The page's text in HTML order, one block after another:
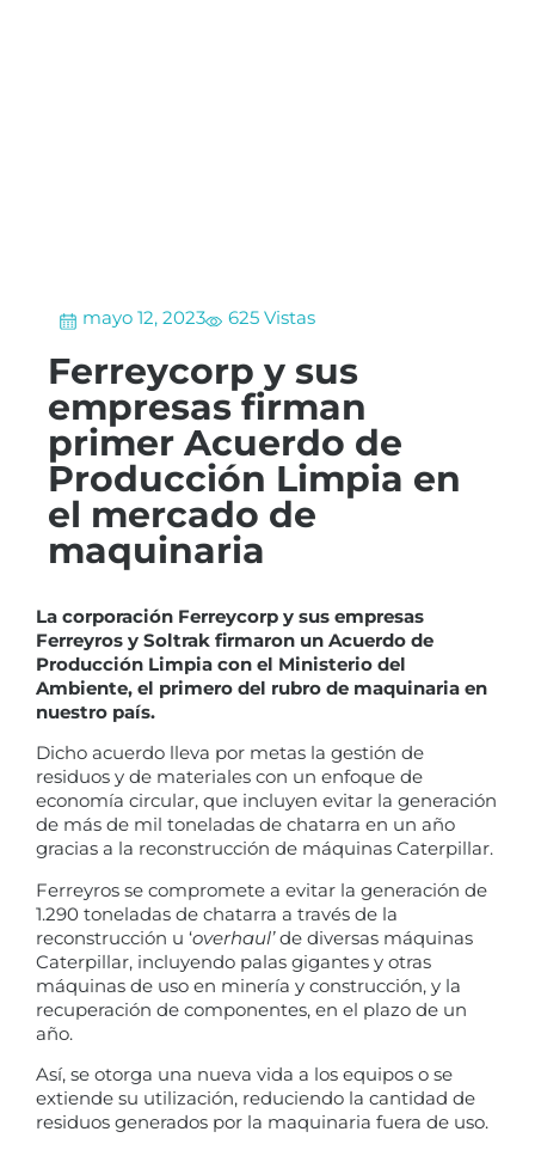
mayo 12, 2023 625 Vistas
Ferreycorp y sus
empresas firman
primer Acuerdo de
Producción Limpia en
el mercado de
maquinaria
La corporación Ferreycorp y sus empresas
Ferreyros y Soltrak firmaron un Acuerdo de
Producción Limpia con el Ministerio del
Ambiente, el primero del rubro de maquinaria en
nuestro país.
Dicho acuerdo lleva por metas la gestión de
residuos y de materiales con un enfoque de
economía circular, que incluyen evitar la generación
de más de mil toneladas de chatarra en un año
gracias a la reconstrucción de máquinas Caterpillar.
Ferreyros se compromete a evitar la generación de
1.290 toneladas de chatarra a través de la
reconstrucción u ‘overhaul’de diversas máquinas
Caterpillar, incluyendo palas gigantes y otras
máquinas de uso en minería y construcción, y la
recuperación de componentes, en el plazo de un
año.
Así, se otorga una nueva vida a los equipos o se
extiende su utilización, reduciendo la cantidad de
residuos generados por la maquinaria fuera de uso.